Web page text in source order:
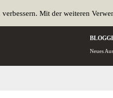
Neues
Mit der weiteren